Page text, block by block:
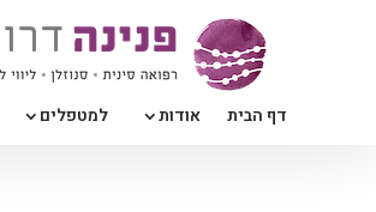
דף הבית אודות למטפלים